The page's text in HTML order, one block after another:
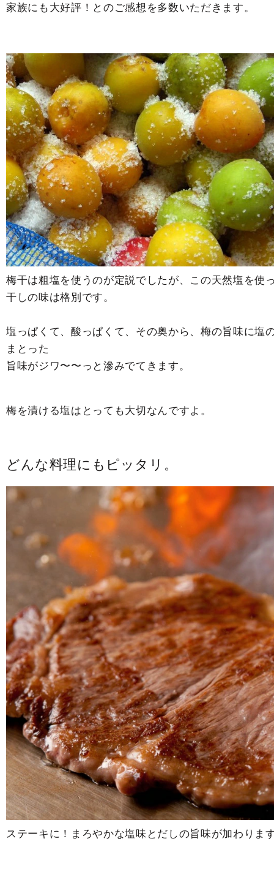
家族にも大好評！とのご感想を多数いただきます。
梅干は粗塩を使うのが定説でしたが、この天然塩を使
干しの味は格別です。
塩っぱくて、酸っぱくて、その奥から、梅の旨味に塩
まとった
旨味がジワ〜〜っと滲みでてきます。
梅を漬ける塩はとっても大切なんですよ。
どんな料理にもピッタリ。
ステーキに！まろやかな塩味とだしの旨味が加わりま